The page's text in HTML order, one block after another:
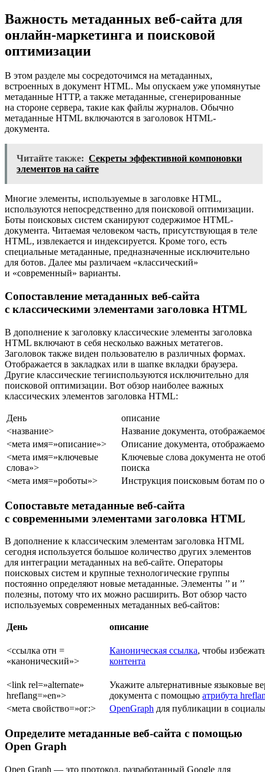
Важность метаданных веб-сайта для
онлайн-маркетинга и поисковой
оптимизации
В этом разделе мы сосредоточимся на метаданных,
встроенных в документ HTML. Мы опускаем уже упомянутые
метаданные HTTP, а также метаданные, сгенерированные
на стороне сервера, такие как файлы журналов. Обычно
метаданные HTML включаются в заголовок HTML-
документа.
Читайте также: Секреты эффективной компоновки
элементов на сайте
Многие элементы, используемые в заголовке HTML,
используются непосредственно для поисковой оптимизации.
Боты поисковых систем сканируют содержимое HTML-
документа. Читаемая человеком часть, присутствующая в теле
HTML, извлекается и индексируется. Кроме того, есть
специальные метаданные, предназначенные исключительно
для ботов. Далее мы различаем «классический»
и «современный» варианты.
Сопоставление метаданных веб-сайта
с классическими элементами заголовка HTML
В дополнение к заголовку классические элементы заголовка
HTML включают в себя несколько важных метатегов.
Заголовок также виден пользователю в различных формах.
Отображается в закладках или в шапке вкладки браузера.
Другие классические тегииспользуются исключительно для
поисковой оптимизации. Вот обзор наиболее важных
классических элементов заголовка HTML:
День
описание
<название>
Название документа,
<мета имя=»описание»>
Описание документа,
<мета имя=»ключевые
слова»>
Ключевые слова документа не
поиска
<мета имя=»роботы»>
Инструкция поисковым ботам по
Сопоставьте метаданные веб-сайта
с современными элементами заголовка HTML
В дополнение к классическим элементам заголовка HTML
сегодня используется большое количество других элементов
для интеграции метаданных на веб-сайте. Операторы
поисковых систем и крупные технологические группы
постоянно определяют новые метаданные. Элементы ’’ и ’’
полезны, потому что их можно расширить. Вот обзор часто
используемых современных метаданных веб-сайтов:
День описание
<ссылка отн =
«канонический»>
Каноническая ссылка, чтобы
контента
<link rel=»alternate»
hreflang=»en»>
Укажите альтернативные языковые
документа с помощью атрибута
<мета свойство=»ог:>
OpenGraph для публикации в
Определите метаданные веб-сайта с помощью
Open Graph
Open Graph — это протокол, разработанный Google для